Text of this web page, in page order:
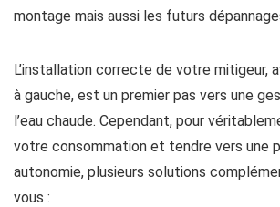
montage mais aussi les futurs
L’installation correcte de votre mitigeur,
à gauche, est un premier pas vers une
l’eau chaude. Cependant, pour
votre consommation et tendre vers une
autonomie, plusieurs solutions
vous :